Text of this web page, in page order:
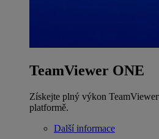
TeamViewer ONE
Získejte plný výkon
platformě.
Další informace